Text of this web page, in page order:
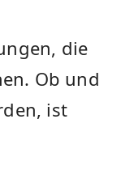
die
Ob und
ist